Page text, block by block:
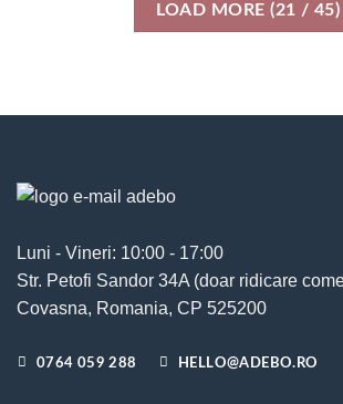
LOAD MORE( 21 / 45)
Luni - Vineri: 10:00 - 17:00
Str. Petofi Sandor 34A (doar ridicare
Covasna, Romania, CP 525200
0764 059 288 HELLO@ADEBO.RO